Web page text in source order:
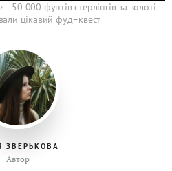
›
50 000 фунтів стерлінгів за золоті
цікавий фуд–квест
ЗВЕРЬКОВА
Автор